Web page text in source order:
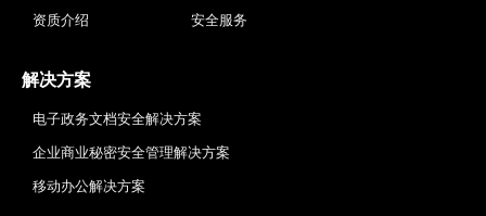
资质介绍
安全服务
解决方案
电子政务文档安全解决方案
企业商业秘密安全管理解决方案
移动办公解决方案